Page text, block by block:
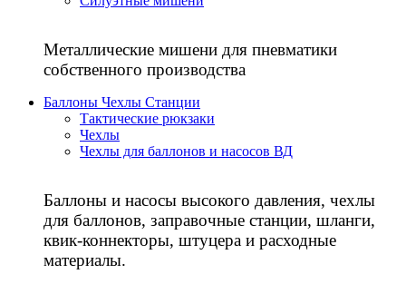
Металлические мишени для пневматики
собственного производства
Баллоны Чехлы Станции
Тактические рюкзаки
Чехлы
Чехлы для баллонов и насосов ВД
Баллоны и насосы высокого давления, чехлы
для баллонов, заправочные станции, шланги,
квик-коннекторы, штуцера и расходные
материалы.